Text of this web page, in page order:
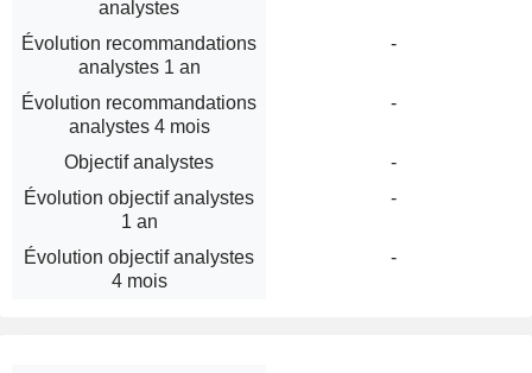
analystes
Évolution recommandations
analystes 1 an
-
Évolution recommandations
analystes 4 mois
-
Objectif analystes
-
Évolution objectif analystes
1 an
-
Évolution objectif analystes
4 mois
-